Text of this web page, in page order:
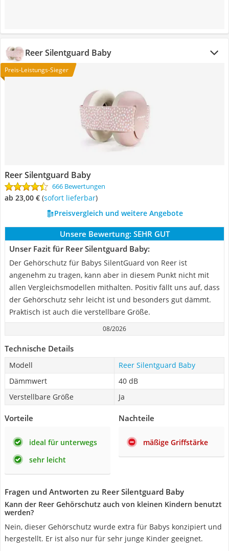
Reer Silentguard Baby
Preis-Leistungs-Sieger
Reer Silentguard Baby
666 Bewertungen
ab 23,00 € ( Sofort lieferbar)
Preisvergleich und weitere Angebote
Unsere Bewertung: SEHR GUT
Unser Fazit für Reer Silentguard Baby:
Der Gehörschutz für Babys SilentGuard von Reer ist
angenehm zu tragen, kann aber in diesem Punkt nicht mit
allen Vergleichsmodellen mithalten. Positiv fällt uns auf, dass
der Gehörschutz sehr leicht ist und besonders gut dämmt.
Praktisch ist auch die verstellbare Größe.
08/2026
Technische Details
Modell
Reer Silentguard Baby
Dämmwert
40 dB
Verstellbare Größe
Ja
Vorteile
ideal für unterwegs
sehr leicht
Nachteile
mäßige Griffstärke
Fragen und Antworten zu Reer Silentguard Baby
Kann der Reer Gehörschutz auch von kleinen Kindern benutzt
werden?
Nein, dieser Gehörschutz wurde extra für Babys konzipiert und
hergestellt. Er ist also nur für sehr junge Kinder geeignet.